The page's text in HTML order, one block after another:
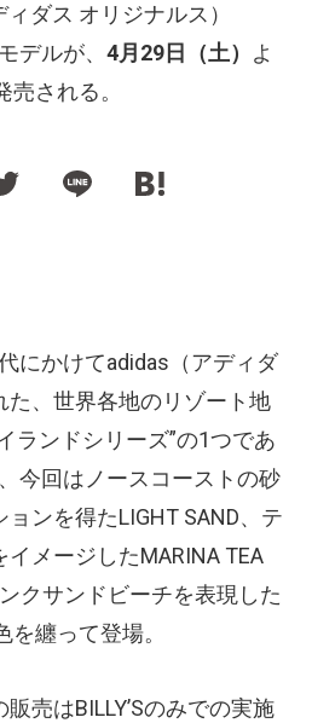
ダス オリジナルス）
デルが、 4月29日（土） よ
売される。
にかけてadidas（アディダ
た、世界各地のリゾート地
ランドシリーズ”の1つであ
今回はノースコーストの砂
ンを得たLIGHT SAND、テ
メージしたMARINA TEA
クサンドビーチを表現した
を纏って登場。
売はBILLY’Sのみでの実施